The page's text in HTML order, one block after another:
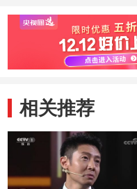
季） 好朋友
相关推荐